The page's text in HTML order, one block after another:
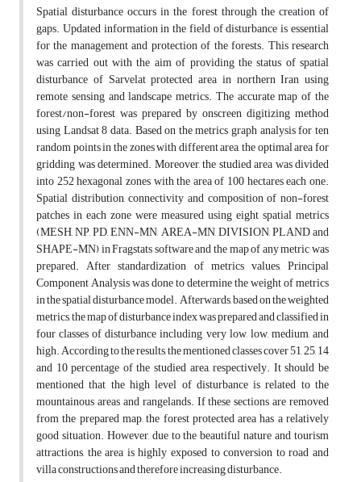
Spatial disturbance occurs in the forest through the creation of
gaps. Updated information in the field of disturbance is essential
for the management and protection of the forests. This research
was carried out with the aim of providing the status of spatial
disturbance of Sarvelat protected area in northern Iran using
remote sensing and landscape metrics. The accurate map of the
forest/non-forest was prepared by onscreen digitizing method
using Landsat 8 data. Based on the metrics graph analysis for ten
random points in the zones with different area, the optimal area for
gridding was determined. Moreover, the studied area was divided
into 252 hexagonal zones with the area of 100 hectares each one.
Spatial distribution, connectivity and composition of non-forest
patches in each zone were measured using eight spatial metrics
(MESH, NP, PD, ENN-MN, AREA-MN, DIVISION, PLAND and
SHAPE-MN) in Fragstats software and the map of any metric was
prepared. After standardization of metrics values, Principal
Component Analysis was done to determine the weight of metrics
in the spatial disturbance model. Afterwards, based on the weighted
metrics, the map of disturbance index was prepared and classified in
four classes of disturbance including very low, low, medium, and
high. According to the results, the mentioned classes cover 51, 25, 14
and 10 percentage of the studied area, respectively. It should be
mentioned that the high level of disturbance is related to the
mountainous areas and rangelands. If these sections are removed
from the prepared map, the forest protected area has a relatively
good situation. However, due to the beautiful nature and tourism
attractions, the area is highly exposed to conversion to road and
villa constructions and therefore increasing disturbance.